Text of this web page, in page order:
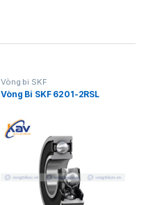
Vòng bi SKF
Vòng Bi SKF 6201-2RSL